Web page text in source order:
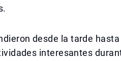
desde la tarde
interesantes